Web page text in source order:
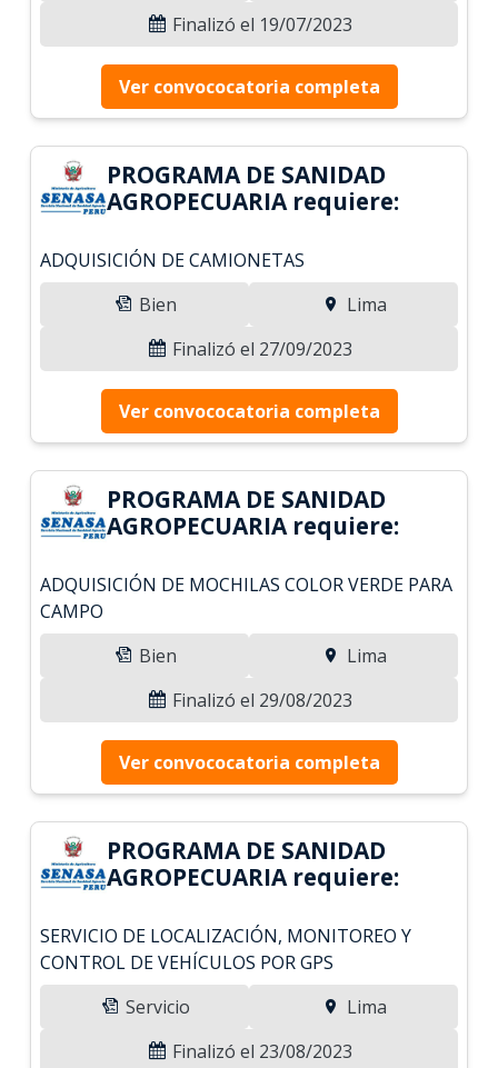
Finalizó el 19/07/2023
Ver convococatoria completa
PROGRAMA DE SANIDAD
AGROPECUARIA requiere:
ADQUISICIÓN DE CAMIONETAS
Bien
Lima
Finalizó el 27/09/2023
Ver convococatoria completa
PROGRAMA DE SANIDAD
AGROPECUARIA requiere:
ADQUISICIÓN DE MOCHILAS COLOR VERDE PARA
CAMPO
Bien
Lima
Finalizó el 29/08/2023
Ver convococatoria completa
PROGRAMA DE SANIDAD
AGROPECUARIA requiere:
SERVICIO DE LOCALIZACIÓN, MONITOREO Y
CONTROL DE VEHÍCULOS POR GPS
Servicio
Lima
Finalizó el 23/08/2023